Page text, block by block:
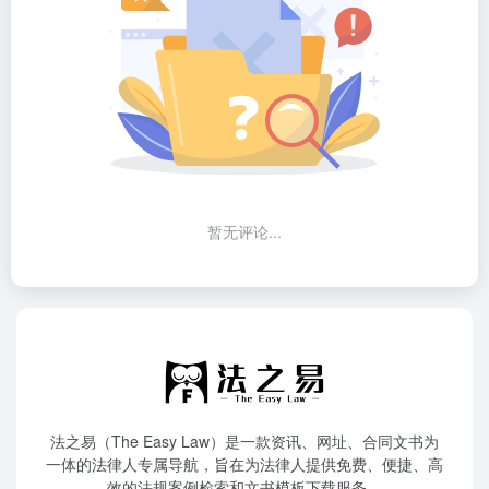
暂无评论...
法之易（The Easy Law）是一款资讯、网址、合同文书为
一体的法律人专属导航，旨在为法律人提供免费、便捷、高